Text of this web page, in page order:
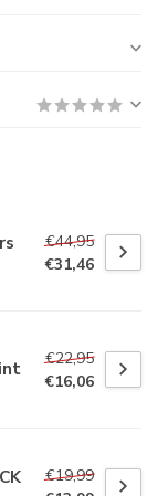
€44,95
€31,46
€22,95
€16,06
€19,99